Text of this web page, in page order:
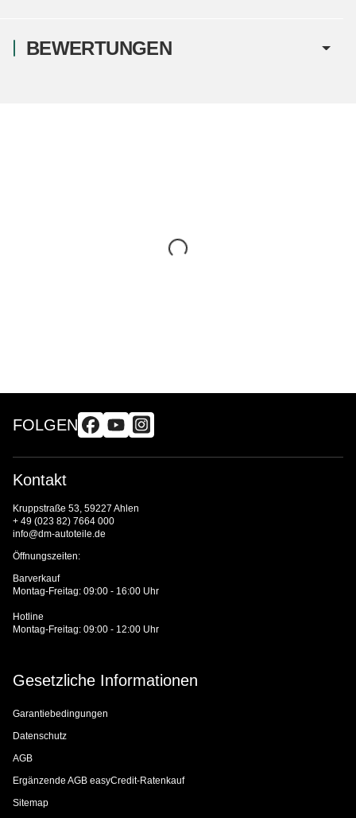
BEWERTUNGEN
FOLGEN
Kontakt
Kruppstraße 53, 59227 Ahlen
+ 49 (023 82) 7664 000
info@dm-autoteile.de
Öffnungszeiten:
Barverkauf
Montag-Freitag: 09:00 - 16:00 Uhr
Hotline
Montag-Freitag: 09:00 - 12:00 Uhr
Gesetzliche Informationen
Garantiebedingungen
Datenschutz
AGB
Ergänzende AGB easyCredit-Ratenkauf
Sitemap